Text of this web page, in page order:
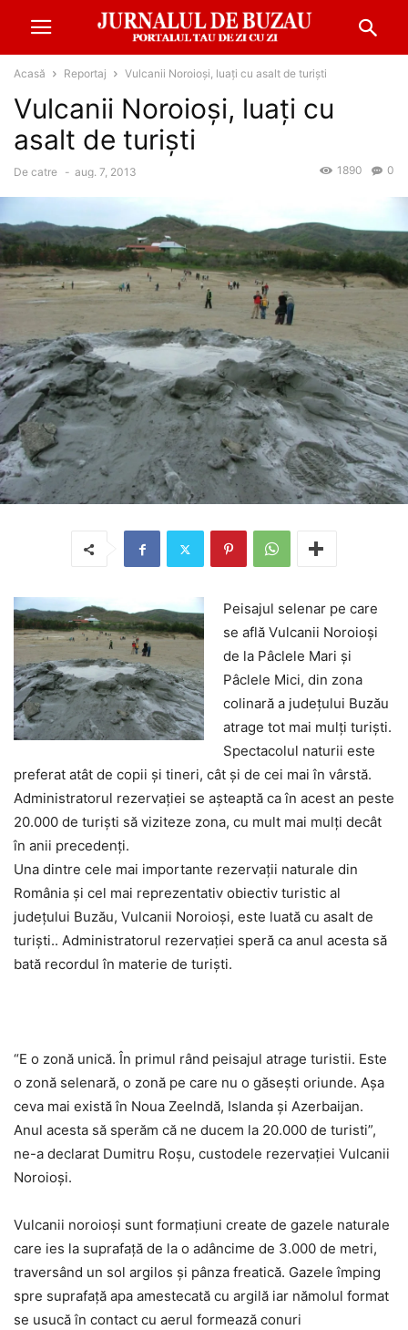
Acasă Reportaj Vulcanii Noroioşi, luaţi cu asalt de turişti
Vulcanii Noroioşi, luaţi cu
asalt de turişti
De catre - aug. 7, 2013 0
1890
Peisajul selenar pe care
se află Vulcanii Noroioşi
de la Pâclele Mari şi
Pâclele Mici, din zona
colinară a judeţului Buzău
atrage tot mai mulţi turişti.
Spectacolul naturii este
preferat atât de copii şi tineri, cât şi de cei mai în vârstă.
Administratorul rezervaţiei se aşteaptă ca în acest an peste
20.000 de turişti să viziteze zona, cu mult mai mulţi decât
în anii precedenţi.
Una dintre cele mai importante rezervații naturale din
România și cel mai reprezentativ obiectiv turistic al
județului Buzău, Vulcanii Noroioși, este luată cu asalt de
turiști.. Administratorul rezervaţiei speră ca anul acesta să
bată recordul în materie de turişti.
“E o zonă unică. În primul rând peisajul atrage turistii. Este
o zonă selenară, o zonă pe care nu o găseşti oriunde. Aşa
ceva mai există în Noua Zeelndă, Islanda şi Azerbaijan.
Anul acesta să sperăm că ne ducem la 20.000 de turisti”,
ne-a declarat Dumitru Roşu, custodele rezervaţiei Vulcanii
Noroioşi.
Vulcanii noroioşi sunt formaţiuni create de gazele naturale
care ies la suprafaţă de la o adâncime de 3.000 de metri,
traversând un sol argilos şi pânza freatică. Gazele împing
spre suprafaţă apa amestecată cu argilă iar nămolul format
se usucă în contact cu aerul formează conuri